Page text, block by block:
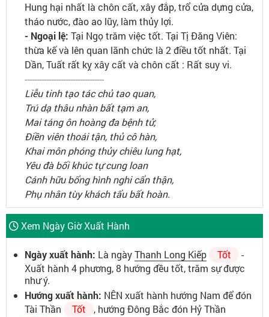
Hung hại nhất là chôn cất, xây đắp, trổ cửa dựng cửa,
tháo nước, đào ao lũy, làm thủy lợi.
- Ngoại lệ: Tại Ngọ trăm việc tốt. Tại Tị Đăng Viên:
thừa kế và lên quan lãnh chức là 2 điều tốt nhất. Tại
Dần, Tuất rất kỵ xây cất và chôn cất : Rất suy vi.
---------------------------------
Liễu tinh tạo tác chủ tao quan,
Trú dạ thâu nhàn bất tạm an,
Mai táng ôn hoàng đa bệnh tử,
Điền viên thoái tận, thủ cô hàn,
Khai môn phóng thủy chiêu lung hạt,
Yêu đà bối khúc tự cung loan
Cánh hữu bổng hình nghi cẩn thận,
Phụ nhân tùy khách tẩu bất hoàn.
Xem Ngày Giờ Xuất Hành
Ngày xuất hành: Là ngàyThanh Long Kiếp Tốt
-
Xuất hành 4 phương, 8 hướng đều tốt, trăm sự được
như ý.
Hướng xuất hành: NÊN xuất hành hướng Nam để đón
Tài Thần
Tốt
, hướng Đông Bắc đón Hỷ Thần